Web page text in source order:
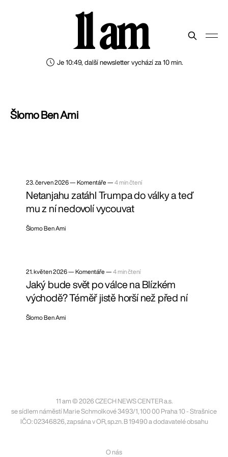
Je 10:49, další newsletter vychází za 10 min.
11 am
Šlomo Ben Ami
23. červen 2026— Komentáře — 4 min čtení
Netanjahu zatáhl Trumpa do války a teď
mu z ní nedovolí vycouvat
Šlomo Ben Ami
21. květen 2026— Komentáře — 4 min čtení
Jaký bude svět po válce na Blízkém
východě? Téměř jistě horší než před ní
Šlomo Ben Ami
11 am © 2026 CZECH NEWS CENTER a.s.
se sídlem náměstí Marie Schmolkové 3493/1, 100 00 Praha 10 - Strašnice
IČO: 02346826, zapsána v OR, sp.zn. B 19490 a dodavatelé obsahu
O nás